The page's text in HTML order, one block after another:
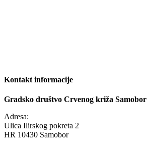
Kontakt informacije
Gradsko društvo Crvenog križa Samobor
Adresa:
Ulica Ilirskog pokreta 2
HR 10430 Samobor